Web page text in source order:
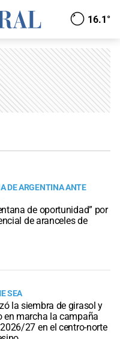
16.1°
DE ARGENTINA ANTE
de oportunidad” por
de aranceles de
SEA
la siembra de girasol y
en marcha la campaña
27 en el centro-norte